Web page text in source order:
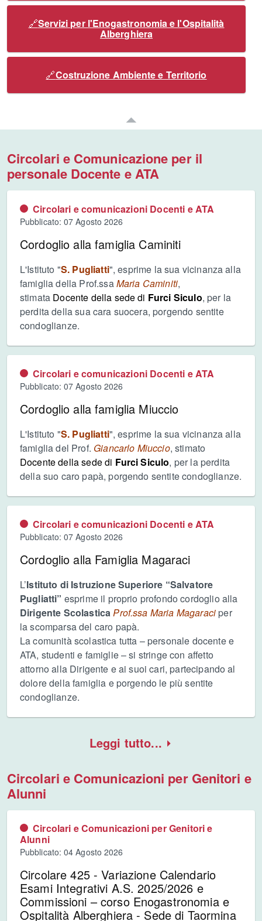
Servizi per l'Enogastronomia e l'Ospitalità
Alberghiera
Costruzione Ambiente e Territorio
Circolari e Comunicazione per il
personale Docente e ATA
Circolari e comunicazioni Docenti e ATA
Pubblicato: 07 Agosto 2026
Cordoglio alla famiglia Caminiti
L'Istituto "S. Pugliatti", esprime la sua vicinanza alla
famiglia della Prof.ssaMaria Caminiti,
stimata Docente della sede di Furci Siculo, per la
perdita della sua cara suocera, porgendo sentite
condoglianze.
Circolari e comunicazioni Docenti e ATA
Pubblicato: 07 Agosto 2026
Cordoglio alla famiglia Miuccio
L'Istituto "S. Pugliatti", esprime la sua vicinanza alla
famiglia del Prof. Giancarlo Miuccio, stimato
Docente della sede di Furci Siculo, per la perdita
della suo caro papà, porgendo sentite condoglianze.
Circolari e comunicazioni Docenti e ATA
Pubblicato: 07 Agosto 2026
Cordoglio alla Famiglia Magaraci
L’Istituto di Istruzione Superiore “Salvatore
Pugliatti” esprime il proprio profondo cordoglio alla
Dirigente ScolasticaProf.ssa Maria Magaraci per
la scomparsa del caro papà.
La comunità scolastica tutta – personale docente e
ATA, studenti e famiglie – si stringe con affetto
attorno alla Dirigente e ai suoi cari, partecipando al
dolore della famiglia e porgendo le più sentite
condoglianze.
Leggi tutto...
Circolari e Comunicazioni per Genitori e
Alunni
Circolari e Comunicazioni per Genitori e
Alunni
Pubblicato: 04 Agosto 2026
Circolare 425 - Variazione Calendario
Esami Integrativi A.S. 2025/2026 e
Commissioni – corso Enogastronomia e
Ospitalità Alberghiera - Sede di Taormina